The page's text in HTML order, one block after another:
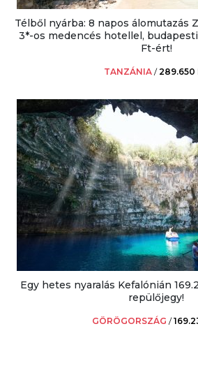
Télből nyárba: 8 napos álomutazás
3*-os medencés hotellel,
Ft-ért!
TANZÁNIA /289.650
Egy hetes nyaralás Kefalónián
repülőjegy!
GÖRÖGORSZÁG /